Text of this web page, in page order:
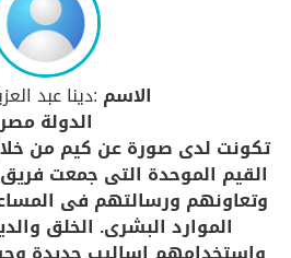
الاسم :دينا عبد
الدولة مصر
تكونت لدى صورة عن كيم من
القيم الموحدة التى جمعت
وتعاونهم ورسالتهم فى
الموارد البشرى. الخلق